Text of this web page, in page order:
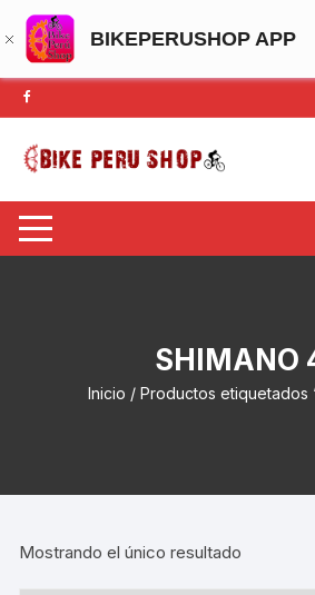
BIKEPERUSHOP APP
Saltar
al
contenido
SHIMANO
Inicio / Productos etiquetados
Mostrando el único resultado